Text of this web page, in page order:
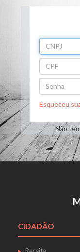
Esqueceu
Não
CIDADÃO